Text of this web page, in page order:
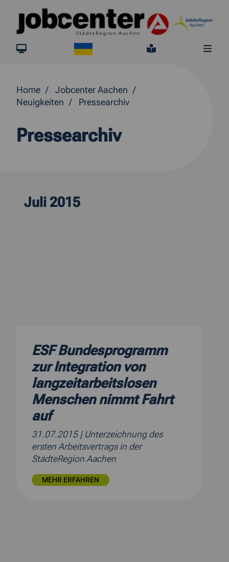
Springe direkt zum Inhalt
jobcenter.digital
Leichte
Home
Jobcenter Aachen
Neuigkeiten
Pressearchiv
Pressearchiv
Juli 2015
ESF Bundesprogramm
zur Integration von
langzeitarbeitslosen
Menschen nimmt Fahrt
auf
31.07.2015 | Unterzeichnung des
ersten Arbeitsvertrags in der
StädteRegion Aachen
MEHR ERFAHREN